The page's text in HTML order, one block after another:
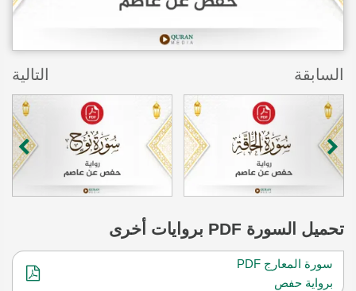
السابقة التالية
تحميل السورة
سورة المعارج PDF
برواية حفص